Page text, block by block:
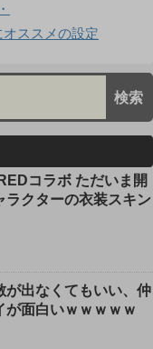
ススメの設定
コラボ ただいま開
ラクターの衣装スキン
が出なくてもいい、仲
が面白いｗｗｗｗｗ